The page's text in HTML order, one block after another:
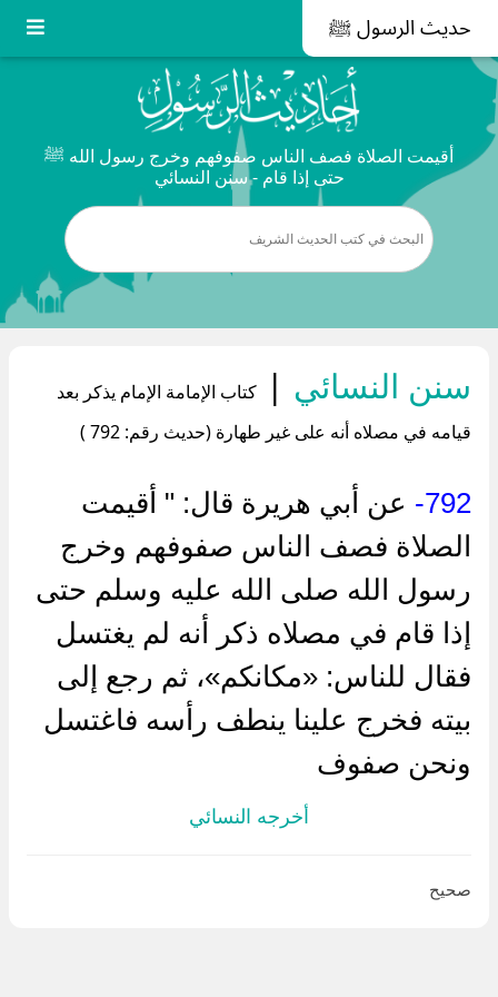
حديث الرسول ﷺ
أقيمت الصلاة فصف الناس صفوفهم وخرج رسول الله ﷺ
حتى إذا قام - سنن النسائي
سنن النسائي |
كتاب الإمامة الإمام يذكر بعد
قيامه في مصلاه أنه على غير طهارة (حديث رقم: 792 )
792-
عن أبي هريرة قال: " أقيمت
الصلاة فصف الناس صفوفهم وخرج
رسول الله صلى الله عليه وسلم حتى
إذا قام في مصلاه ذكر أنه لم يغتسل
فقال للناس: «مكانكم»، ثم رجع إلى
بيته فخرج علينا ينطف رأسه فاغتسل
ونحن صفوف
أخرجه النسائي
صحيح